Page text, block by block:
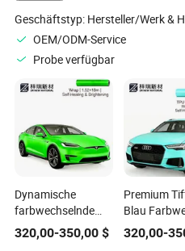
Geschäftstyp: Hersteller/Werk &
OEM/ODM-Service
Probe verfügbar
Dynamische
farbwechselnde
Autoabdeckungen
in Säuregrün für
320,00-350,00 $
Premium
Blau
glänzender
320,00-